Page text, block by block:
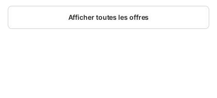
property is 18 km from Halle au Blé and
21 km from Haras Golf.Afficher toutes les offres